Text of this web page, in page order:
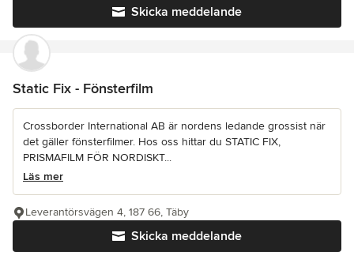
Skicka meddelande
Static Fix - Fönsterfilm
Crossborder International AB är nordens ledande grossist när
det gäller fönsterfilmer. Hos oss hittar du STATIC FIX,
PRISMAFILM FÖR NORDISKT...
Läs mer
Skicka meddelande
Leverantörsvägen 4, 187 66, Täby